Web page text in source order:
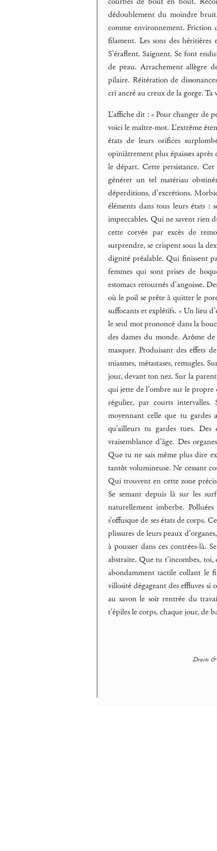
dédoublement du moindre
comme environnement. Friction
filament. Les sons des
S’éraflent. Saignent. Se font
de peau. Arrachement allègre
pilaire. Réitération de
cri ancré au creux de la gorge. Ta
L’affiche dit : « Pour changer de
voici le maître-mot. L’extrême
états de leurs orifices
opiniâtrement plus épaisses
le départ. Cette persistance.
générer un tel matériau
déperditions, d’excrétions.
éléments dans tous leurs états :
impeccables. Qui ne savent rien
cette corvée par excès de
surprendre, se crispent sous la
dignité préalable. Qui finissent
femmes qui sont prises de
estomacs retournés d’angoisse.
où le poil se prête à quitter le
suffocants et explétifs. « Un lieu
le seul mot prononcé dans la
des dames du monde. Arôme
masquer. Produisant des effets
miasmes, métastases, remugles.
jour, devant ton nez. Sur la
qui jette de l’ombre sur le
régulier, par courts intervalles.
moyennant celle que tu gardes
qu’ailleurs tu gardes tues.
vraisemblance d’âge. Des
Que tu ne sais même plus dire
tantôt volumineuse. Ne cessant
Qui trouvent en cette zone
Se semant depuis là sur les
naturellement imberbe.
s’offusque de ses états de corps.
plissures de leurs peaux
à pousser dans ces contrées-là.
abstraite. Que tu t’incombes,
abondamment tactile collant le
villosité dégageant des effluves si
au savon le soir rentrée du
t’épiles le corps, chaque jour, de
Droits &